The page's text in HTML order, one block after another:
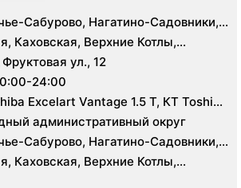
Сабурово, Нагатино-Садовники,
Нагорный , Царицыно, Северное
Чертаново, Южное Чертаново
Каховская, Верхние Котлы,
Крымская, Нагатинская,
проспект, Профсоюзная,
ул., 12
24:00
Excelart Vantage 1.5 Т, КТ Toshiba
Toshiba Aplio 500, Medison
административный округ
Сабурово, Нагатино-Садовники,
Нагорный , Царицыно, Северное
Чертаново, Южное Чертаново
Каховская, Верхние Котлы,
Крымская, Нагатинская,